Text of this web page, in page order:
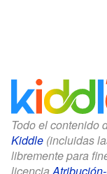
Todo el contenido
Kiddle (incluidas
libremente para